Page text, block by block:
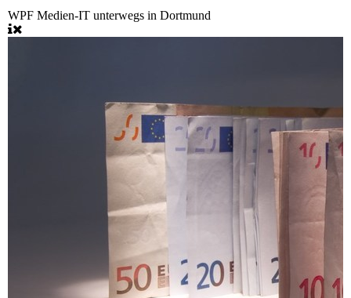
WPF Medien-IT unterwegs in Dortmund